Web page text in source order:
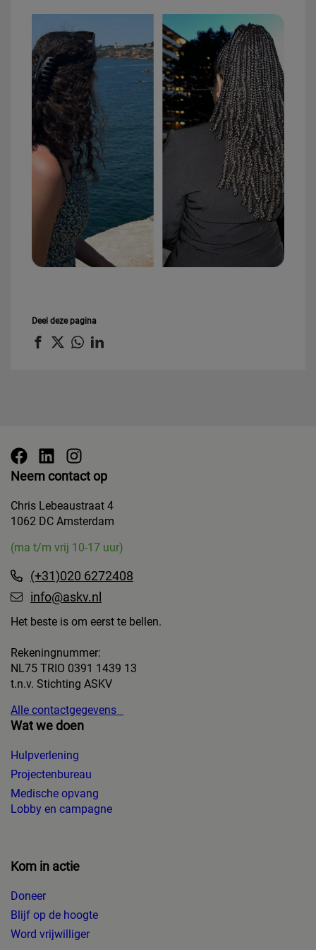
Deel deze pagina
Neem contact op
Chris Lebeaustraat 4
1062 DC Amsterdam
(ma t/m vrij 10-17 uur)
(+31)020 6272408
info@askv.nl
Het beste is om eerst te bellen.
Rekeningnummer:
NL75 TRIO 0391 1439 13
t.n.v. Stichting ASKV
Alle contactgegevens
Wat we doen
Hulpverlening
Projectenbureau
Medische opvang
Lobby en campagne
Kom in actie
Doneer
Blijf op de hoogte
Word vrijwilliger